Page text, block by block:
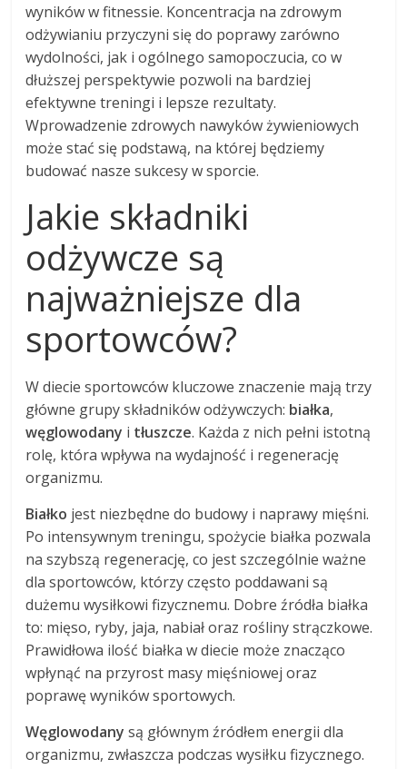
wyników w fitnessie. Koncentracja na zdrowym
odżywianiu przyczyni się do poprawy zarówno
wydolności, jak i ogólnego samopoczucia, co w
dłuższej perspektywie pozwoli na bardziej
efektywne treningi i lepsze rezultaty.
Wprowadzenie zdrowych nawyków żywieniowych
może stać się podstawą, na której będziemy
budować nasze sukcesy w sporcie.
Jakie składniki
odżywcze są
najważniejsze dla
sportowców?
W diecie sportowców kluczowe znaczenie mają trzy
główne grupy składników odżywczych: białka,
węglowodany i tłuszcze. Każda z nich pełni istotną
rolę, która wpływa na wydajność i regenerację
organizmu.
Białko jest niezbędne do budowy i naprawy mięśni.
Po intensywnym treningu, spożycie białka pozwala
na szybszą regenerację, co jest szczególnie ważne
dla sportowców, którzy często poddawani są
dużemu wysiłkowi fizycznemu. Dobre źródła białka
to: mięso, ryby, jaja, nabiał oraz rośliny strączkowe.
Prawidłowa ilość białka w diecie może znacząco
wpłynąć na przyrost masy mięśniowej oraz
poprawę wyników sportowych.
Węglowodany są głównym źródłem energii dla
organizmu, zwłaszcza podczas wysiłku fizycznego.